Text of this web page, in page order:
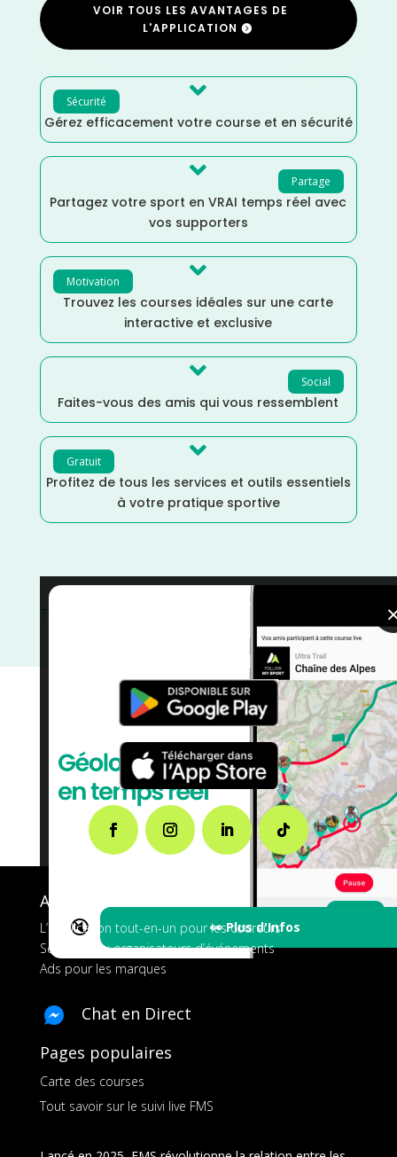
VOIR TOUS LES AVANTAGES DE
L'APPLICATION
Sécurité 
Gérez efficacement votre course et en sécurité
Partage

Partagez votre sport en VRAI temps réel avec
vos supporters
Motivation 
Trouvez les courses idéales sur une carte
interactive et exclusive
Social

Faites-vous des amis qui vous ressemblent
Gratuit 
Profitez de tous les services et outils essentiels
à votre pratique sportive
🔇 👀 Plus d'Infos
Trail
Distance Semi/
Dénivelé Moyen / courses
A propos de FMS
L’application tout-en-un pour les coureurs
Services aux organisateurs d’événements
Ads pour les marques
Chat en Direct
Pages populaires
Carte des courses
Tout savoir sur le suivi live FMS